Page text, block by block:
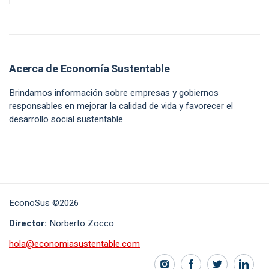
Acerca de Economía Sustentable
Brindamos información sobre empresas y gobiernos
responsables en mejorar la calidad de vida y favorecer el
desarrollo social sustentable.
EconoSus ©2026
Director: Norberto Zocco
hola@economiasustentable.com